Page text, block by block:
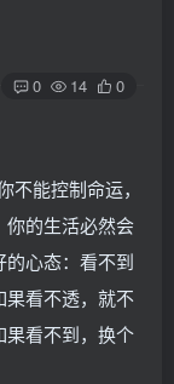
0 14 0
能控制命运，
你的生活必然会
心态：看不到
果看不透，就不
果看不到，换个